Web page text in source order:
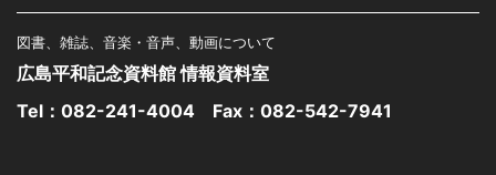
図書、雑誌、音楽・音声、動画について
広島平和記念資料館 情報資料室
Tel： 082-241-4004 Fax：082-542-7941